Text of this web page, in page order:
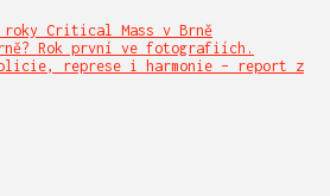
Critical Mass v Brně
Rok první ve fotografiích.
represe i harmonie – report z